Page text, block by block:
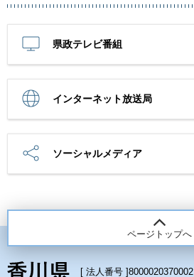
県政テレビ番組
インターネット放送局
ソーシャルメディア
ページトップへ
[ 法人番号 ]8000020370002